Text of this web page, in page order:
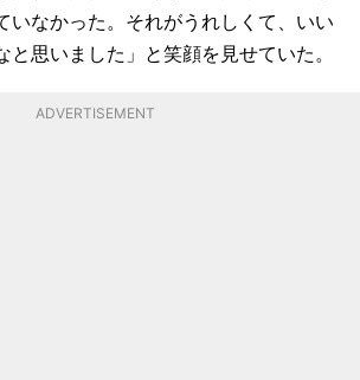
いなかった。それがうれしくて、いい
思いました」と笑顔を見せていた。
ADVERTISEMENT